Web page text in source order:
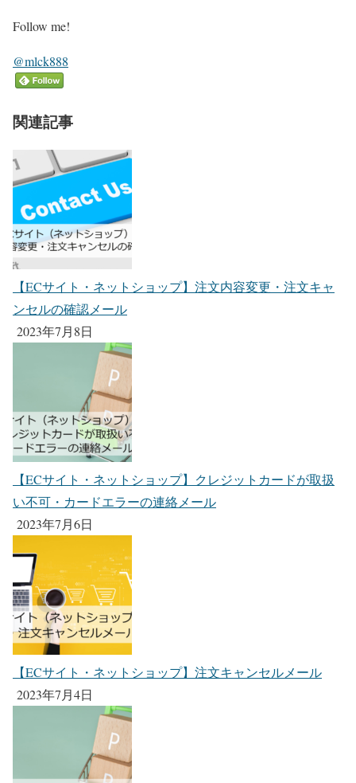
Follow me!
@mlck888
関連記事
【ECサイト・ネットショップ】注文内容変更・注文キャ
ンセルの確認メール
2023年7月8日
【ECサイト・ネットショップ】クレジットカードが取扱
い不可・カードエラーの連絡メール
2023年7月6日
【ECサイト・ネットショップ】注文キャンセルメール
2023年7月4日